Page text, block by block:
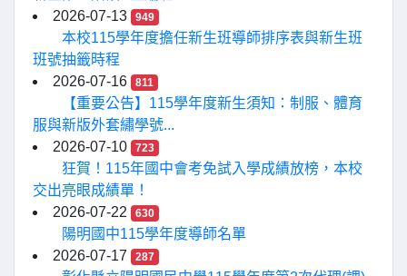
2026-07-13
949
本校115學年度擔任新生班導師排序表與新生班
班號抽籤時程
2026-07-16
811
【重要公告】115學年度新生須知：制服、體育
服與新版外套繡學號...
2026-07-10
723
狂賀！115年國中會考免試入學成績放榜，本校
交出亮眼成績單！
2026-07-22
630
陽明國中115學年度導師名單
2026-07-17
287